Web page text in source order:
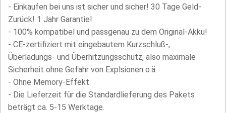
- Einkaufen bei uns ist sicher und sicher! 30 Tage Geld-
Zurück! 1 Jahr Garantie!
- 100% kompatibel und passgenau zu dem Original-Akku!
- CE-zertifiziert mit eingebautem Kurzschluß-,
Überladungs- und Überhitzungsschutz, also maximale
Sicherheit ohne Gefahr von Explsionen o.ä.
- Ohne Memory-Effekt.
- Die Lieferzeit für die Standardlieferung des Pakets
beträgt ca. 5-15 Werktage.